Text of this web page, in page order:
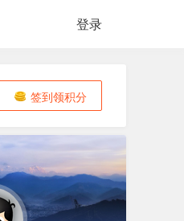
登录
签到领积分